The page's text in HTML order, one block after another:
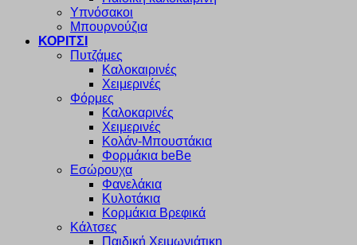
Υπνόσακοι
Μπουρνούζια
ΚΟΡΙΤΣΙ
Πυτζάμες
Καλοκαιρινές
Χειμερινές
Φόρμες
Καλοκαρινές
Χειμερινές
Κολάν-Μπουστάκια
Φορμάκια beBe
Εσώρουχα
Φανελάκια
Κυλοτάκια
Κορμάκια Βρεφικά
Κάλτσες
Παιδική Χειμωνιάτικη